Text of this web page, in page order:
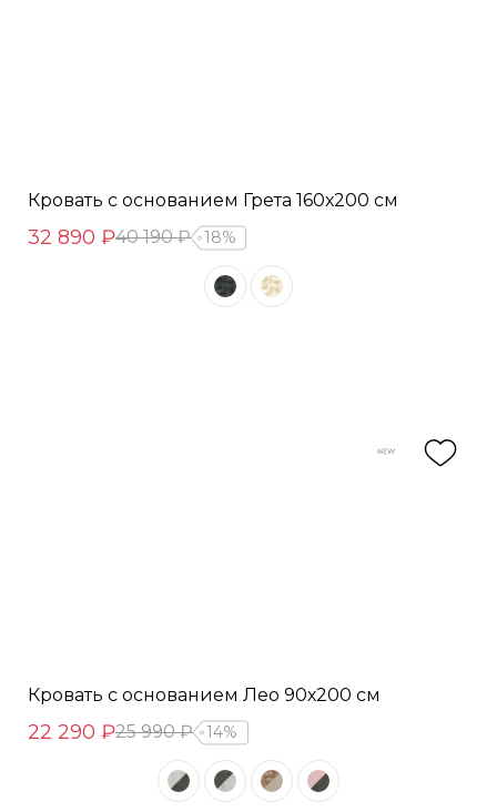
Кровать с основанием Грета 160х200 см
32 890 ₽40 190 ₽ 18%
Кровать с основанием Лео 90х200 см
22 290 ₽25 990 ₽ 14%